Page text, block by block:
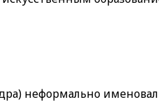
неформально